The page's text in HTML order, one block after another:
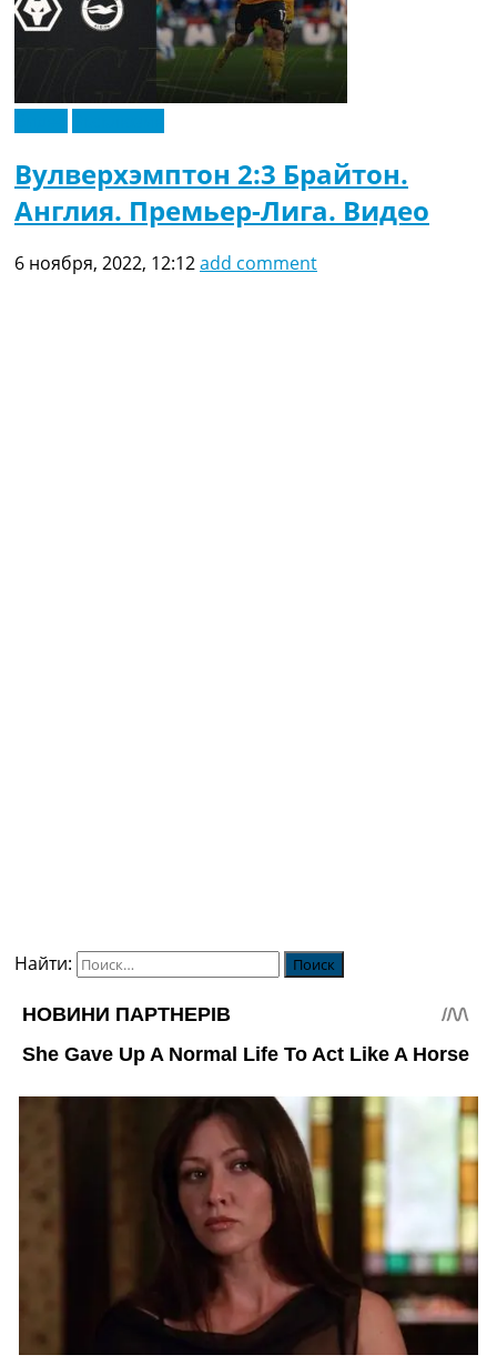
Вулверхэмптон 2:3 Брайтон.
Англия. Премьер-Лига. Видео
6 ноября, 2022, 12:12add comment
Найти: